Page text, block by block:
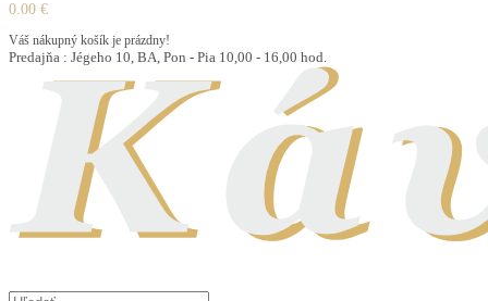
0.00 €
Váš nákupný košík je prázdny!
Predajňa : Jégeho 10, BA, Pon - Pia 10,00 - 16,00 hod.